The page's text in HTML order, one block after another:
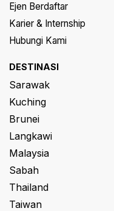
Ejen Berdaftar
Karier & Internship
Hubungi Kami
DESTINASI
Sarawak
Kuching
Brunei
Langkawi
Malaysia
Sabah
Thailand
Taiwan